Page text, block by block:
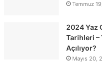
Temmuz
2024 Yaz
Tarihleri –
Açılıyor?
Mayıs 20,